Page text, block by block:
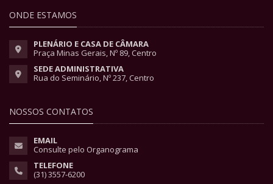
ONDE ESTAMOS
PLENÁRIO E CASA DE CÂMARA
Praça Minas Gerais, Nº 89, Centro
SEDE ADMINISTRATIVA
Rua do Seminário, Nº 237, Centro
NOSSOS CONTATOS
EMAIL
Consulte pelo Organograma
TELEFONE
(31) 3557-6200